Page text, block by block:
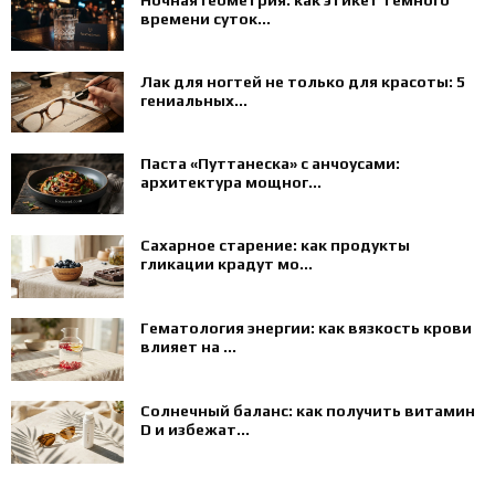
времени суток...
Лак для ногтей не только для красоты: 5
гениальных...
Паста «Путтанеска» с анчоусами:
архитектура мощног...
Сахарное старение: как продукты
гликации крадут мо...
Гематология энергии: как вязкость крови
влияет на ...
Солнечный баланс: как получить витамин
D и избежат...